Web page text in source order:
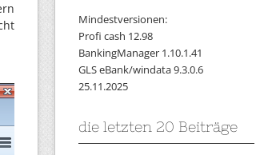
Mindestversionen:
Profi cash 12.98
BankingManager 1.10.1.41
GLS eBank/windata 9.3.0.6
25.11.2025
die letzten 20 Beiträge